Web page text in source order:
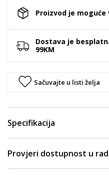
Proizvod je
Dostava je
99KM
Sačuvajte u listi želja
Specifikacija
Provjeri dostupnost u